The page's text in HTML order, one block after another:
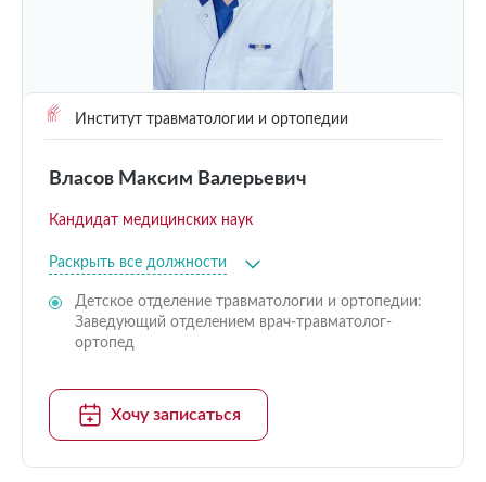
Институт травматологии и ортопедии
Власов Максим Валерьевич
Кандидат медицинских наук
Раскрыть все должности
Детское отделение травматологии и ортопедии:
Заведующий отделением врач-травматолог-
ортопед
Хочу записаться